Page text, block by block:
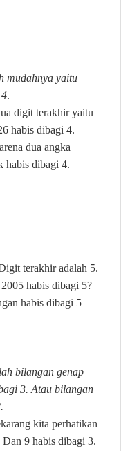
mudahnya yaitu
.
digit terakhir yaitu
habis dibagi 4.
dua angka
habis dibagi 4.
terakhir adalah 5.
habis dibagi 5?
habis dibagi 5
bilangan genap
3. Atau bilangan
kita perhatikan
9 habis dibagi 3.